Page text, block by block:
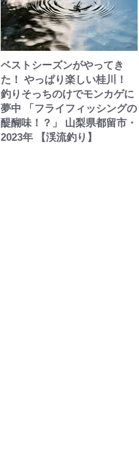
ベストシーズンがやってき
た！ やっぱり楽しい桂川！
釣りそっちのけでモンカゲに
夢中 「フライフィッシングの
醍醐味！？」 山梨県都留市・
2023年 【渓流釣り】